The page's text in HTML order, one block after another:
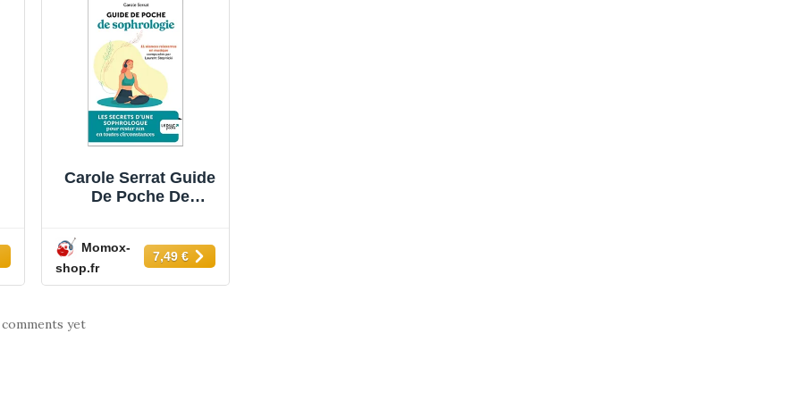
Carole Serrat Guide
De Poche De
Séances Relaxantes
En Musique : Les
Secrets D'Une
Sophrologue Pour
Momox-
shop.fr
7,49 €
yet